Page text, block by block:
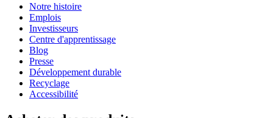
Notre histoire
Emplois
Investisseurs
Centre d'apprentissage
Blog
Presse
Développement durable
Recyclage
Accessibilité